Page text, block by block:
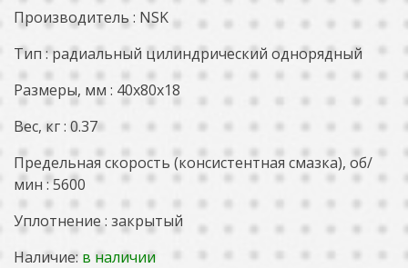
Производитель : NSK
Тип : радиальный цилиндрический однорядный
Размеры, мм : 40x80x18
Вес, кг : 0.37
Предельная скорость (консистентная смазка), об/
мин : 5600
Уплотнение : закрытый
Наличие: в наличии